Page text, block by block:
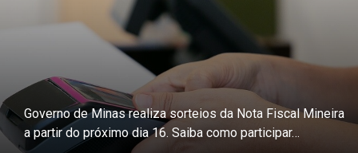
Governo de Minas realiza sorteios da Nota Fiscal Mineira
a partir do próximo dia 16. Saiba como participar…